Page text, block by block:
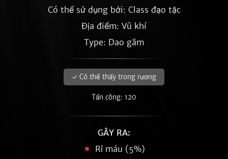
Có thể sử dụng bởi: Class đạo tặc
Địa điểm: Vũ khí
Type: Dao găm
✓ Có thể thấy trong rương
Tấn công: 120
GÂY RA:
Rỉ máu (5%)